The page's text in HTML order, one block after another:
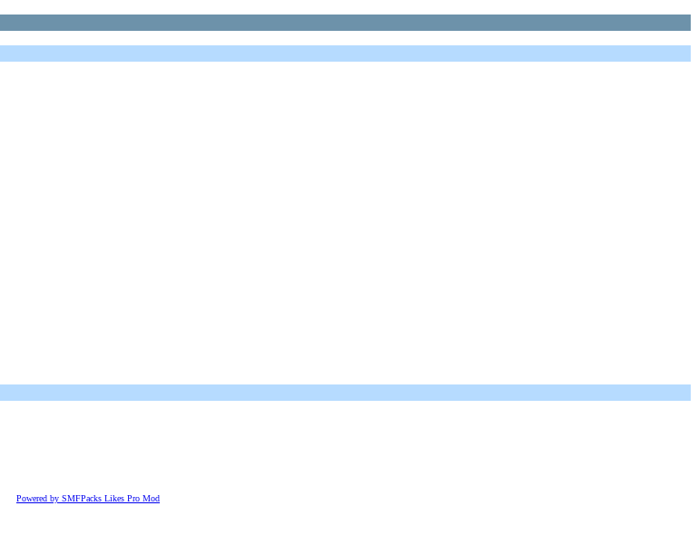
Powered by SMFPacks Likes Pro Mod